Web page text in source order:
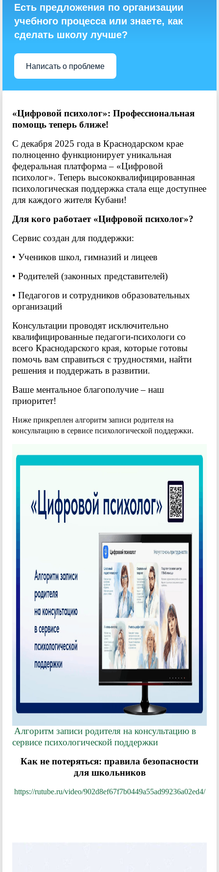
Есть предложения по организации
учебного процесса или знаете, как
сделать школу лучше?
Написать о проблеме
«Цифровой психолог»: Профессиональная
помощь теперь ближе!
С декабря 2025 года в Краснодарском крае
полноценно функционирует уникальная
федеральная платформа – «Цифровой
психолог». Теперь высококвалифицированная
психологическая поддержка стала еще доступнее
для каждого жителя Кубани!
Для кого работает «Цифровой психолог»?
Сервис создан для поддержки:
• Учеников школ, гимназий и лицеев
• Родителей (законных представителей)
• Педагогов и сотрудников образовательных
организаций
Консультации проводят исключительно
квалифицированные педагоги-психологи со
всего Краснодарского края, которые готовы
помочь вам справиться с трудностями, найти
решения и поддержать в развитии.
Ваше ментальное благополучие – наш
приоритет!
Ниже прикреплен алгоритм записи родителя на
консультацию в сервисе психологической поддержки.
Алгоритм записи родителя на консультацию в
сервисе психологической поддержки
Как не потеряться: правила безопасности
для школьников
https://rutube.ru/video/902d8ef67f7b0449a55ad99236a02ed4/